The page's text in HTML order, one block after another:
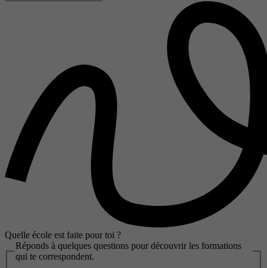
Quelle école est faite pour toi ?
Réponds à quelques questions pour découvrir les formations
qui te correspondent.